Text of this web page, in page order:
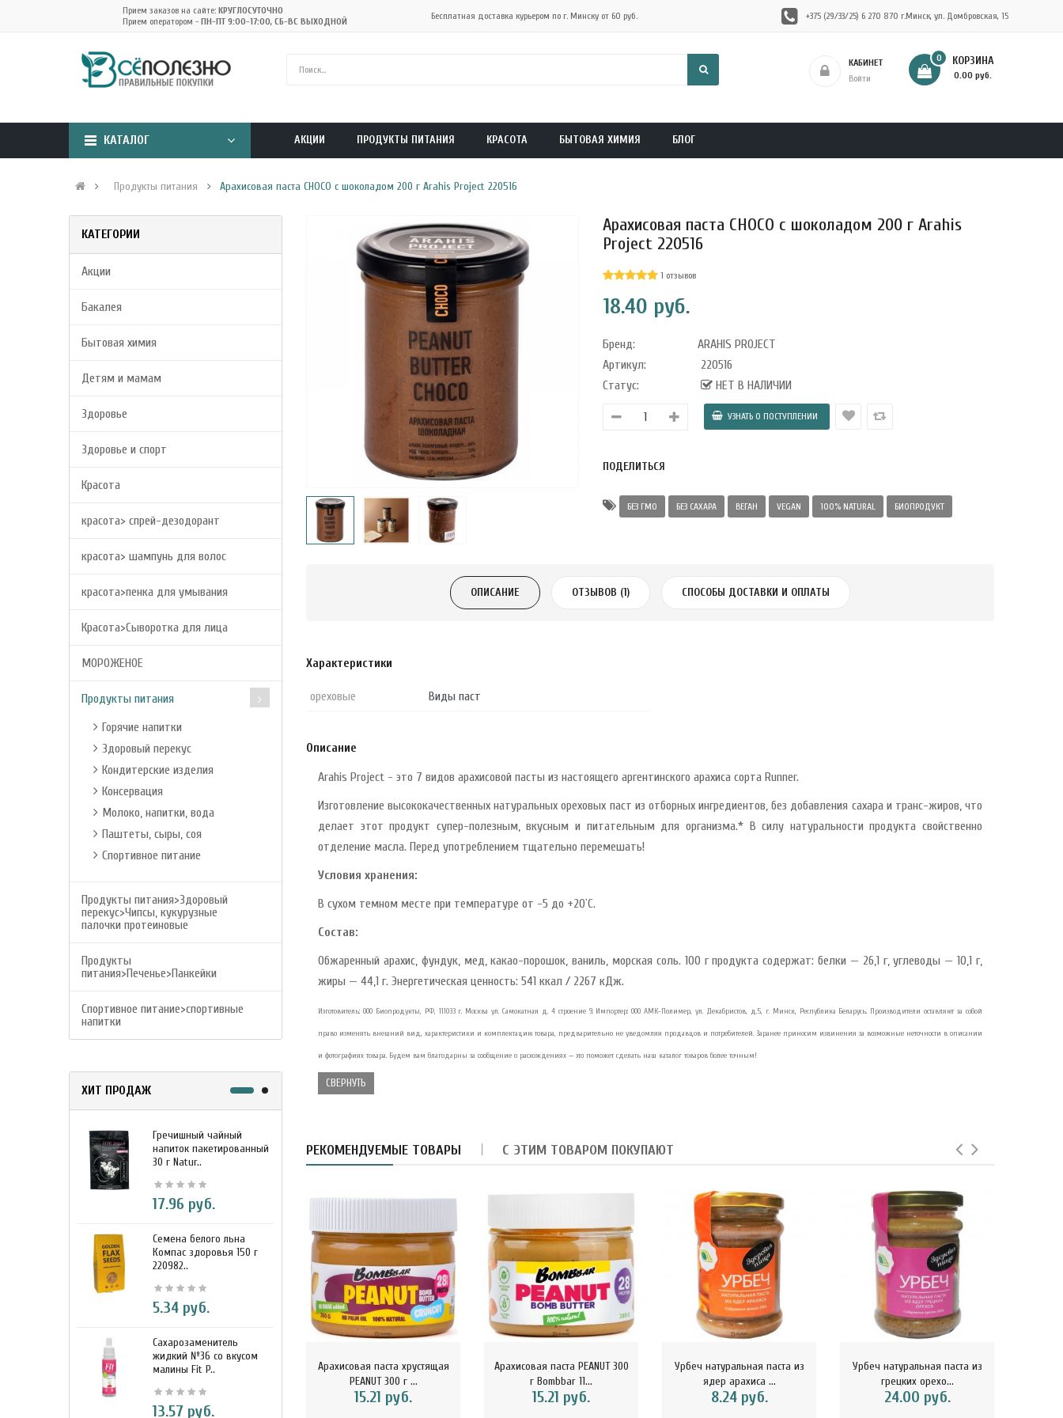
Прием заказов на сайте: КРУГЛОСУТОЧНО
Прием оператором - ПН-ПТ 9:00-17:00, СБ-ВС ВЫХОДНОЙ Бесплатная доставка курьером по г. Минску от 60 руб. +375 (29/33/25) 6 270 870 г.Минск, ул. Домбровская, 15
КОРЗИНА
0
- 0.00 руб.
КАБИНЕТ
Войти
КАТАЛОГ АКЦИИ ПРОДУКТЫ ПИТАНИЯ КРАСОТА БЫТОВАЯ ХИМИЯ БЛОГ
Продукты питания Арахисовая паста CHOCO с шоколадом 200 г Arahis Project 220516
КАТЕГОРИИ
Акции
Бакалея
Бытовая химия
Детям и мамам
Здоровье
Здоровье и спорт
Красота
красота> спрей-дезодорант
красота> шампунь для волос
красота>пенка для умывания
Красота>Сыворотка для лица
МОРОЖЕНОЕ
Продукты питания
Горячие напитки
Здоровый перекус
Кондитерские изделия
Консервация
Молоко, напитки, вода
Паштеты, сыры, соя
Спортивное питание
Продукты питания>Здоровый
перекус>Чипсы, кукурузные
палочки протеиновые
Продукты
питания>Печенье>Панкейки
Спортивное питание>спортивные
напитки
ХИТ ПРОДАЖ
Гречишный чайный
напиток пакетированный
30 г Natur..
17.96 руб.
Семена белого льна
Компас здоровья 150 г
220982..
5.34 руб.
Сахарозаменитель
жидкий №36 со вкусом
малины Fit P..
13.57 руб.
яблоком и вишней в
горьком шокола..
8.40 руб.
Зубная паста Укрепление
эмали Magic Alatai 75 мл
К..
10.41 руб.
Масло из виноградных
DE R..
32.29 руб.
Арахисовая паста CHOCO с шоколадом 200 г Arahis
Project 220516
1 отзывов
18.40 руб.
Бренд:
ARAHIS PROJECT
Артикул:
220516
Статус:
НЕТ В НАЛИЧИИ
ПОДЕЛИТЬСЯ
БЕЗ ГМО БЕЗ САХАРА ВЕГАН VEGAN 100% NATURAL БИОПРОДУКТ
ОПИСАНИЕ ОТЗЫВОВ (1) СПОСОБЫ ДОСТАВКИ И ОПЛАТЫ
Характеристики
ореховые Виды паст
Описание
Arahis Project - это 7 видов арахисовой пасты из настоящего аргентинского арахиса сорта Runner.
Изготовление высококачественных натуральных ореховых паст из отборных ингредиентов, без добавления сахара и транс-жиров, что
делает этот продукт супер-полезным, вкусным и питательным для организма.* В силу натуральности продукта свойственно
отделение масла. Перед употреблением тщательно перемешать!
Условия хранения:
В сухом темном месте при температуре от -5 до +20`C.
Состав:
Обжаренный арахис, фундук, мед, какао-порошок, ваниль, морская соль. 100 г продукта содержат: белки — 26,1 г, углеводы — 10,1 г,
жиры — 44,1 г. Энергетическая ценность: 541 ккал / 2267 кДж.
Изготовитель: ООО Биопродукты, РФ, 111033 г. Москва ул. Самокатная д. 4 строение 9. Импортер: ООО АМК-Полимер, ул. Декабристов, д.5, г. Минск, Республика Беларусь. Производители оставляют за собой
право изменять внешний вид, характеристики и комплектацию товара, предварительно не уведомляя продавцов и потребителей. Заранее приносим извинения за возможные неточности в описании
и фотографиях товара. Будем вам благодарны за сообщение о расхождениях — это поможет сделать наш каталог товаров более точным!
СВЕРНУТЬ
РЕКОМЕНДУЕМЫЕ ТОВАРЫ С ЭТИМ ТОВАРОМ ПОКУПАЮТ
Арахисовая паста хрустящая
PEANUT 300 г ...
15.21 руб.
Арахисовая паста PEANUT 300
г Bombbar 11...
15.21 руб.
Урбеч натуральная паста из
ядер арахиса ...
8.24 руб.
Урбеч натуральная паста из
грецких орехо...
24.00 руб.